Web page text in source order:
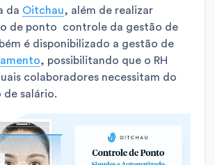
da Oitchau, além de realizar
de ponto controle da gestão de
é disponibilizado a gestão de
, possibilitando que o RH
colaboradores necessitam do
salário.